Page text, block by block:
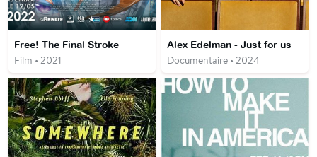
Free! The Final Stroke
Film • 2021
Alex Edelman - Just for us
Documentaire • 2024